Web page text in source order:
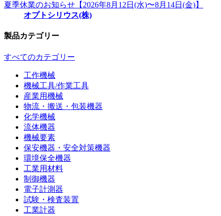
夏季休業のお知らせ【2026年8月12日(水)〜8月14日(金)】
オプトシリウス(株)
製品カテゴリー
すべてのカテゴリー
工作機械
機械工具/作業工具
産業用機械
物流・搬送・包装機器
化学機械
流体機器
機械要素
保安機器・安全対策機器
環境保全機器
工業用材料
制御機器
電子計測器
試験・検査装置
工業計器